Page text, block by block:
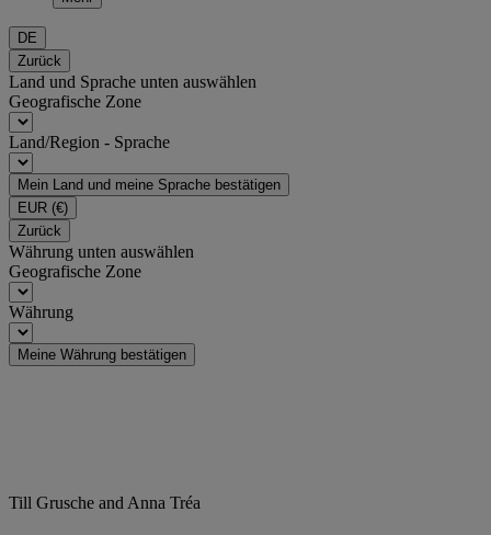
DE
Zurück
Land und Sprache unten auswählen
Geografische Zone
Land/Region - Sprache
Mein Land und meine Sprache bestätigen
EUR (€)
Zurück
Währung unten auswählen
Geografische Zone
Währung
Meine Währung bestätigen
Till Grusche and Anna Tréa